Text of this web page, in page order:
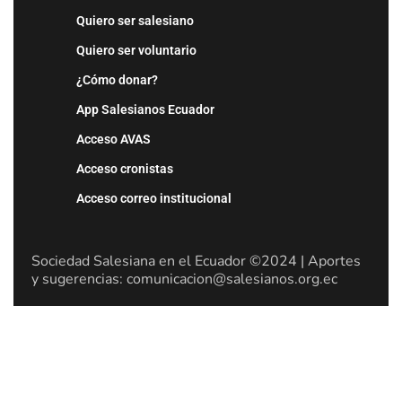
Quiero ser salesiano
Quiero ser voluntario
¿Cómo donar?
App Salesianos Ecuador
Acceso AVAS
Acceso cronistas
Acceso correo institucional
Sociedad Salesiana en el Ecuador ©2024 | Aportes
y sugerencias: comunicacion@salesianos.org.ec